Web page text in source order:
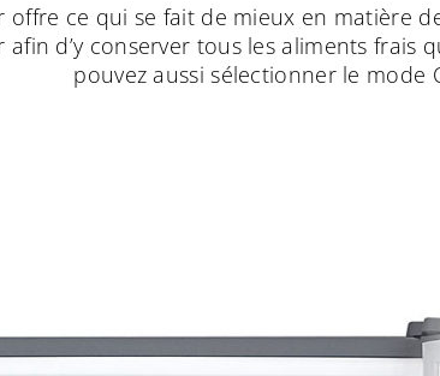
offre ce qui se fait de mieux en matière
afin d’y conserver tous les aliments frais
pouvez aussi sélectionner le mode